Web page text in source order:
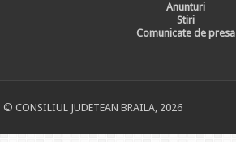
Anunturi
Stiri
Comunicate de presa
© CONSILIUL JUDETEAN BRAILA, 2026